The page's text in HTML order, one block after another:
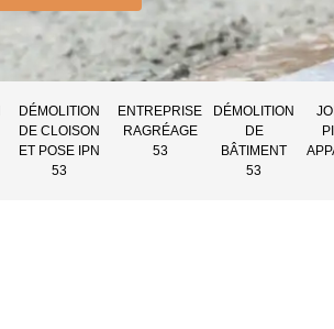
DÉMOLITION
DE CLOISON
ET POSE IPN
53
ENTREPRISE
RAGRÉAGE
53
DÉMOLITION
DE
BÂTIMENT
53